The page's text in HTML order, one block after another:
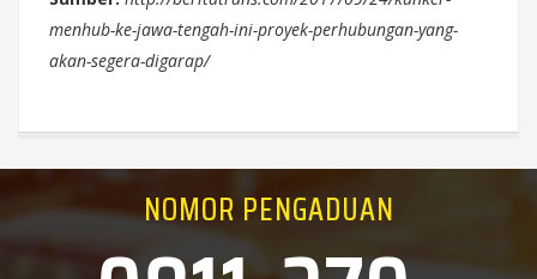
menhub-ke-jawa-tengah-ini-proyek-perhubungan-yang-
akan-segera-digarap/
NOMOR PENGADUAN